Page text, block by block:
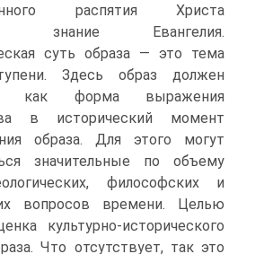
распятия Христа
знание Евангелия.
суть образа — это тема
Здесь образ должен
как форма выражения
в исторический момент
об­раза. Для этого могут
значительные по объему
философских и
вопросов времени. Це­лью
культурно-исторического
Что отсутствует, так это